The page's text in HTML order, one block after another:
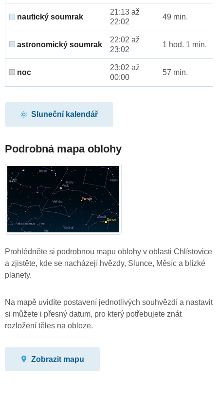
nautický soumrak
21:13 až
22:02
49 min.
astronomický soumrak
22:02 až
23:02
1 hod. 1 min.
noc
23:02 až
00:00
57 min.
Sluneční kalendář
Podrobná mapa oblohy
Prohlédněte si podrobnou mapu oblohy v oblasti Chlístovice
a zjistěte, kde se nacházejí hvězdy, Slunce, Měsíc a blízké
planety.
Na mapě uvidíte postavení jednotlivých souhvězdí a nastavit
si můžete i přesný datum, pro který potřebujete znát
rozložení těles na obloze.
Zobrazit mapu